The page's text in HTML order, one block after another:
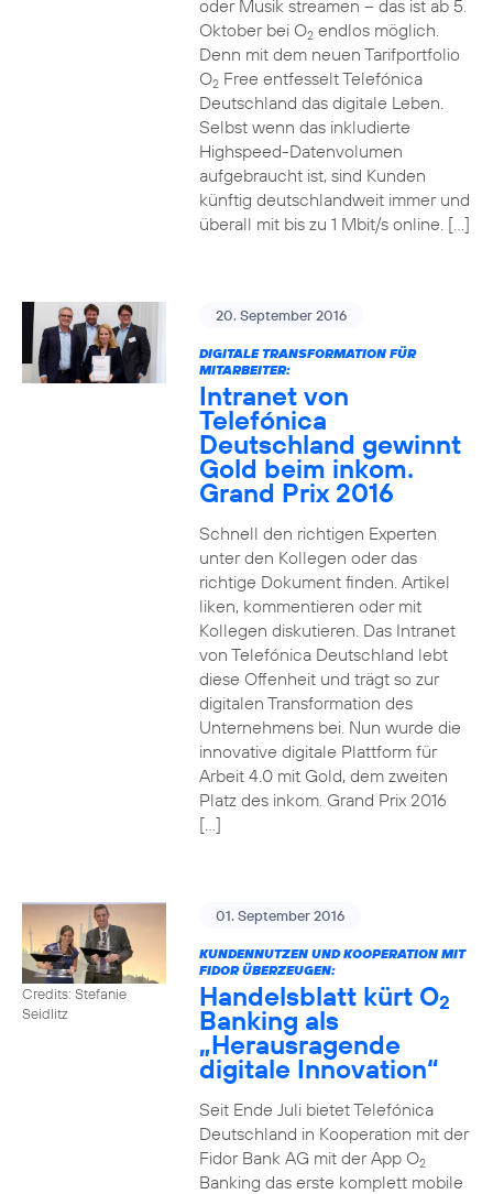
oder Musik streamen – das ist ab 5.
Oktober bei O2endlos möglich.
Denn mit dem neuen Tarifportfolio
O2Free entfesselt Telefónica
Deutschland das digitale Leben.
Selbst wenn das inkludierte
Highspeed-Datenvolumen
aufgebraucht ist, sind Kunden
künftig deutschlandweit immer und
überall mit bis zu 1 Mbit/s online. […]
20. September 2016
DIGITALE TRANSFORMATION FÜR
MITARBEITER:
Intranet von
Telefónica
Deutschland gewinnt
Gold beim inkom.
Grand Prix 2016
Schnell den richtigen Experten
unter den Kollegen oder das
richtige Dokument finden. Artikel
liken, kommentieren oder mit
Kollegen diskutieren. Das Intranet
von Telefónica Deutschland lebt
diese Offenheit und trägt so zur
digitalen Transformation des
Unternehmens bei. Nun wurde die
innovative digitale Plattform für
Arbeit 4.0 mit Gold, dem zweiten
Platz des inkom. Grand Prix 2016
[…]
Credits: Stefanie
Seidlitz
01. September 2016
KUNDENNUTZEN UND KOOPERATION MIT
FIDOR ÜBERZEUGEN:
Handelsblatt kürt O2
Banking als
„Herausragende
digitale Innovation“
Seit Ende Juli bietet Telefónica
Deutschland in Kooperation mit der
Fidor Bank AG mit der App O2
Banking das erste komplett mobile